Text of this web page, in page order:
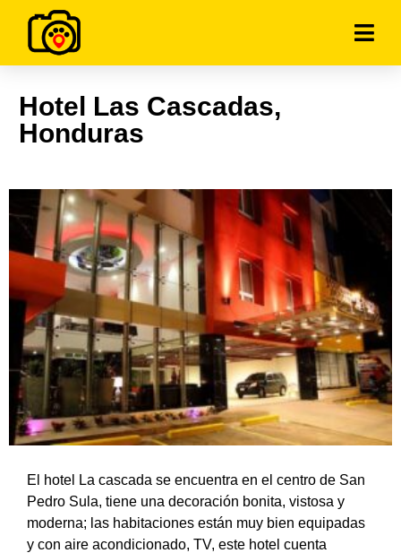
Hotel Las Cascadas,
Honduras
El hotel La cascada se encuentra en el centro de San
Pedro Sula, tiene una decoración bonita, vistosa y
moderna; las habitaciones están muy bien equipadas
y con aire acondicionado, TV, este hotel cuenta